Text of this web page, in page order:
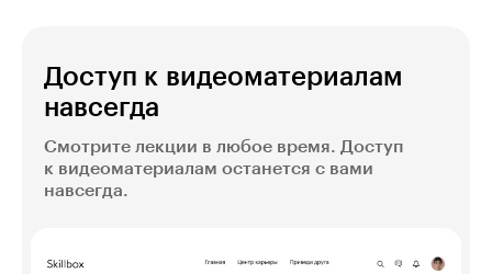
Доступ к видеоматериалам
навсегда
Смотрите лекции в любое время. Доступ
к видеоматериалам останется с вами
навсегда.